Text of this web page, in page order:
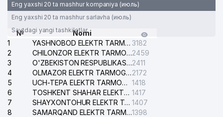
Eng yaxshi 20 ta mashhur kompaniya (июль)
Eng yaxshi 20 ta mashhur sarlavha (июль)
Saytdagi yangi tashkilotlar
№
Nomi
1
YASHNOBOD ELEKTR TARMOG'I NOSOZLIKLARI XIZMATI 3182
2
CHILONZOR ELEKTR TARMOG'I NOSOZLIK XIZMATI2459
3
O'ZBEKISTON RESPUBLIKASI BOSH PROKURATURASI ISHONCH TELEFONI2411
4
OLMAZOR ELEKTR TARMOG'I NOSOZLIKLARI XIZMATI2172
5
UCH-TEPA ELEKTR TARMOG'I NOSOZLIKLARI XIZMATI 1418
6
TOSHKENT SHAHAR ELEKTR TARMOQLARI KORXONASI AJ 1417
7
SHAYXONTOHUR ELEKTR TARMOG'I NOSOZLIKLARINI TUZATISH XIZMATI 1407
8
SAMARQAND ELEKTR TARMOQLARI AJ1398